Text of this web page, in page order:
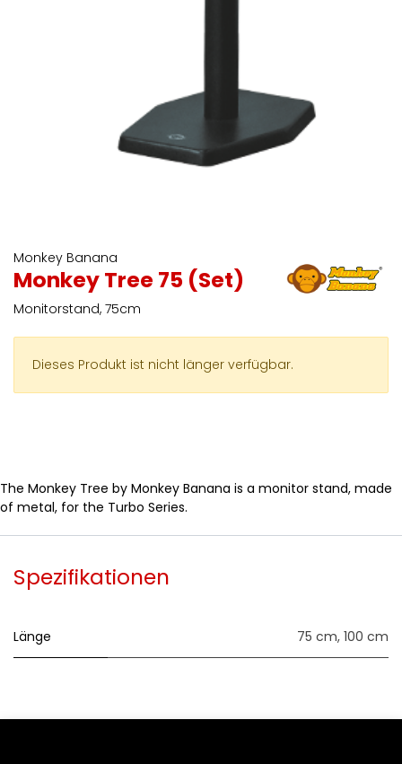
Monkey Banana
Monkey Tree 75 (Set)
Monitorstand, 75cm
Dieses Produkt ist nicht länger verfügbar.
The Monkey Tree by Monkey Banana is a monitor stand, made
of metal, for the Turbo Series.
Spezifikationen
Länge 75 cm, 100 cm